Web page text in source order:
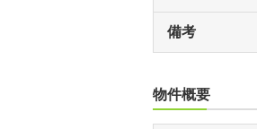
備考
物件概要